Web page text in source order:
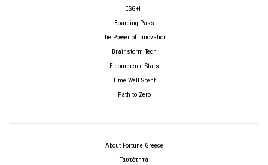
ESG+H
Boarding Pass
The Power of Innovation
Brainstorm Tech
E-commerce Stars
Time Well Spent
Path to Zero
About Fortune Greece
Ταυτότητα